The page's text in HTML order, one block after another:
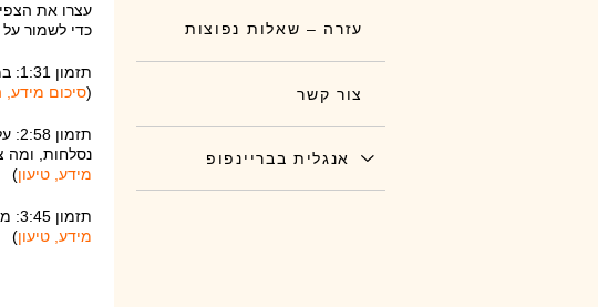
עצרו את
כדי לשמור על
(סיכום מידע,
נסלחות, ומה
מידע, טיעון)
תזמון 3:45: מהו מנהג התשליך? ומה המשמעות של מנהג זה? (
מידע, טיעון)
עזרה – שאלות נפוצות
צור קשר
אנגלית בבריינפופ